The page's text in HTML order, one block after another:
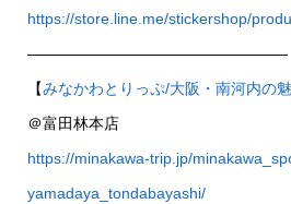
https://store.line.me/stickershop/
—————————————————
【みなかわとりっぷ/大阪・南河内の
＠富田林本店
https://minakawa-trip.jp/
yamadaya_tondabayashi/